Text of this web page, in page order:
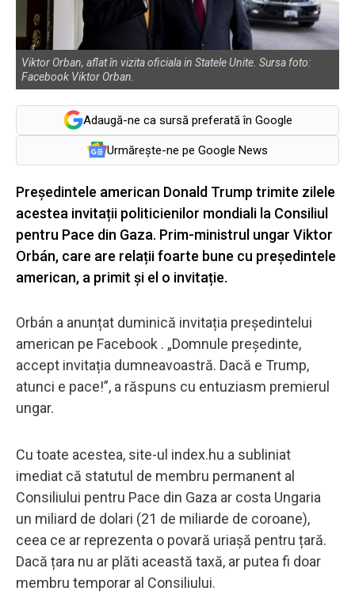
Viktor Orban, aflat în vizita oficiala in Statele Unite. Sursa foto:
Facebook Viktor Orban.
Adaugă-ne ca sursă preferată în Google
Urmărește-ne pe Google News
Președintele american Donald Trump trimite zilele
acestea invitații politicienilor mondiali la Consiliul
pentru Pace din Gaza. Prim-ministrul ungar Viktor
Orbán, care are relații foarte bune cu președintele
american, a primit și el o invitație.
Orbán a anunțat duminică invitația președintelui
american pe Facebook . „Domnule președinte,
accept invitația dumneavoastră. Dacă e Trump,
atunci e pace!”, a răspuns cu entuziasm premierul
ungar.
Cu toate acestea, site-ul index.hu a subliniat
imediat că statutul de membru permanent al
Consiliului pentru Pace din Gaza ar costa Ungaria
un miliard de dolari (21 de miliarde de coroane),
ceea ce ar reprezenta o povară uriașă pentru țară.
Dacă țara nu ar plăti această taxă, ar putea fi doar
membru temporar al Consiliului.